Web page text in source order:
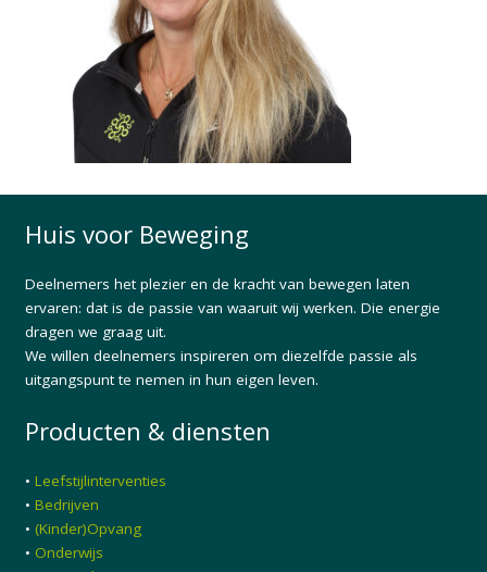
Huis voor Beweging
Deelnemers het plezier en de kracht van bewegen laten
ervaren: dat is de passie van waaruit wij werken. Die energie
dragen we graag uit.
We willen deelnemers inspireren om diezelfde passie als
uitgangspunt te nemen in hun eigen leven.
Producten & diensten
• Leefstijlinterventies
• Bedrijven
• (Kinder)Opvang
• Onderwijs